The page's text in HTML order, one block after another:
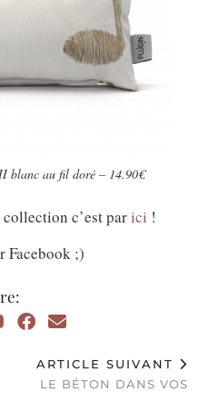
blanc au fil doré – 14.90€
c’est parici !
Facebook ;)
ARTICLE SUIVANT
LE BÉTON DANS VOS